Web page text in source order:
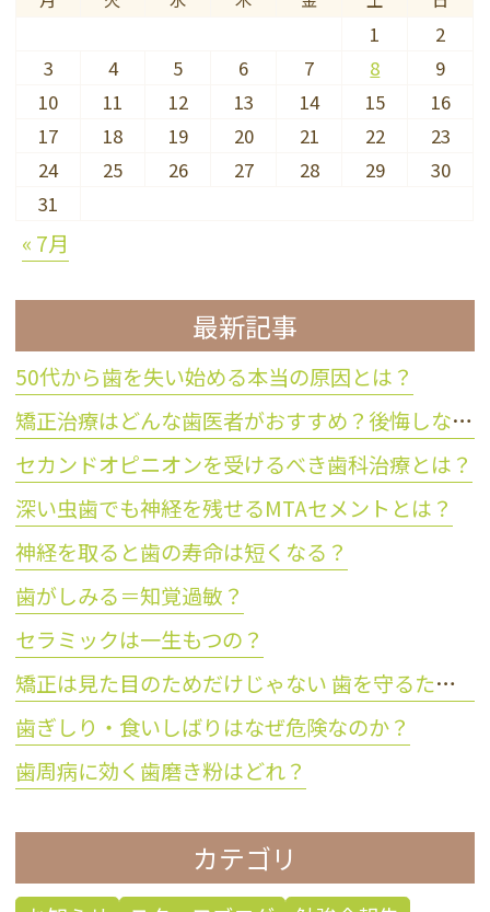
1
2
3
4 5 6 7 8
9
10
11 12 13 14 15
16
17
18 19 20 21 22
23
24
25 26 27 28 29
30
31
« 7月
最新記事
50代から歯を失い始める本当の原因とは？
矯正治療はどんな歯医者がおすすめ？後悔しない歯科医院の選び方
セカンドオピニオンを受けるべき歯科治療とは？
深い虫歯でも神経を残せるMTAセメントとは？
神経を取ると歯の寿命は短くなる？
歯がしみる＝知覚過敏？
セラミックは一生もつの？
矯正は見た目のためだけじゃない 歯を守るために大切な理由とは？
歯ぎしり・食いしばりはなぜ危険なのか？
歯周病に効く歯磨き粉はどれ？
カテゴリ